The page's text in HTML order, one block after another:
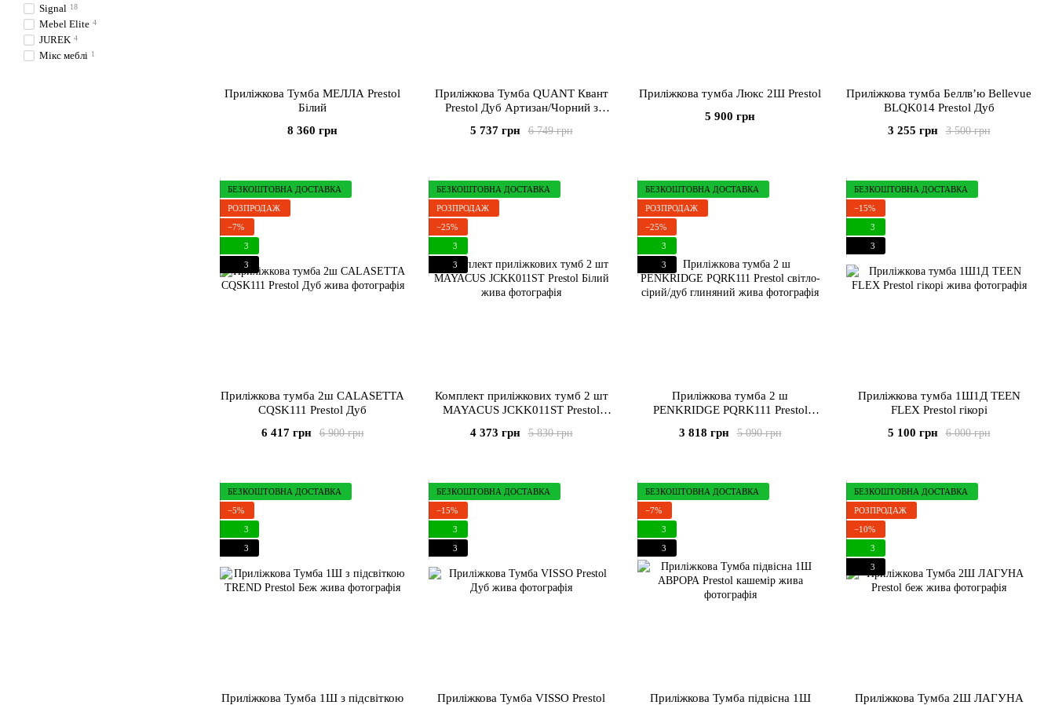
Приліжкова Тумба МЕЛЛА Prestol
Білий
8 360 грн
Приліжкова Тумба QUANT Квант
Prestol Дуб Артизан/Чорний з
6 749 грн
5 737 грн
Приліжкова тумба Люкс 2Ш Prestol
5 900 грн
Приліжкова тумба Беллв’ю Bellevue
BLQK014 Prestol Дуб
3 500 грн
3 255 грн
БЕЗКОШТОВНА ДОСТАВКА
РОЗПРОДАЖ
−7%
3
3
Приліжкова тумба 2ш CALASETTA
CQSK111 Prestol Дуб
6 900 грн
6 417 грн
БЕЗКОШТОВНА ДОСТАВКА
РОЗПРОДАЖ
−25%
3
3
Комплект приліжкових тумб 2 шт
MAYACUS JCKK011ST Prestol
5 830 грн
4 373 грн
БЕЗКОШТОВНА ДОСТАВКА
РОЗПРОДАЖ
−25%
3
3
Приліжкова тумба 2 ш
PENKRIDGE PQRK111 Prestol
5 090 грн
3 818 грн
БЕЗКОШТОВНА ДОСТАВКА
−15%
3
3
Приліжкова тумба 1Ш1Д TEEN
FLEX Prestol гікорі
6 000 грн
5 100 грн
БЕЗКОШТОВНА ДОСТАВКА
−5%
3
3
Приліжкова Тумба 1Ш з підсвіткою
БЕЗКОШТОВНА ДОСТАВКА
−15%
3
3
Приліжкова Тумба VISSO Prestol
БЕЗКОШТОВНА ДОСТАВКА
−7%
3
3
Приліжкова Тумба підвісна 1Ш
БЕЗКОШТОВНА ДОСТАВКА
РОЗПРОДАЖ
−10%
3
3
Приліжкова Тумба 2Ш ЛАГУНА
Signal 18
Mebel Elite 4
JUREK 4
Мікс меблі 1